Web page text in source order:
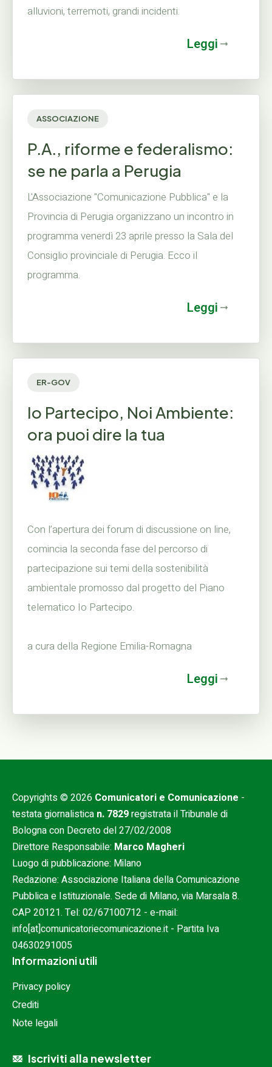
alluvioni, terremoti, grandi incidenti.
Leggi
ASSOCIAZIONE
P.A., riforme e federalismo:
se ne parla a Perugia
L'Associazione "Comunicazione Pubblica" e la
Provincia di Perugia organizzano un incontro in
programma venerdì 23 aprile presso la Sala del
Consiglio provinciale di Perugia. Ecco il
programma.
Leggi
ER-GOV
Io Partecipo, Noi Ambiente:
ora puoi dire la tua
Con l’apertura dei forum di discussione on line,
comincia la seconda fase del percorso di
partecipazione sui temi della sostenibilità
ambientale promosso dal progetto del Piano
telematico Io Partecipo.
a cura della Regione Emilia-Romagna
Leggi
Copyrights © 2026 Comunicatori e Comunicazione -
testata giornalistica n. 7829registrata il Tribunale di
Bologna con Decreto del 27/02/2008
Direttore Responsabile: Marco Magheri
Luogo di pubblicazione: Milano
Redazione: Associazione Italiana della Comunicazione
Pubblica e Istituzionale. Sede di Milano, via Marsala 8.
CAP 20121. Tel: 02/67100712 - e-mail:
info[at]comunicatoriecomunicazione.it - Partita Iva
04630291005
Informazioni utili
Privacy policy
Crediti
Note legali
Iscriviti alla newsletter